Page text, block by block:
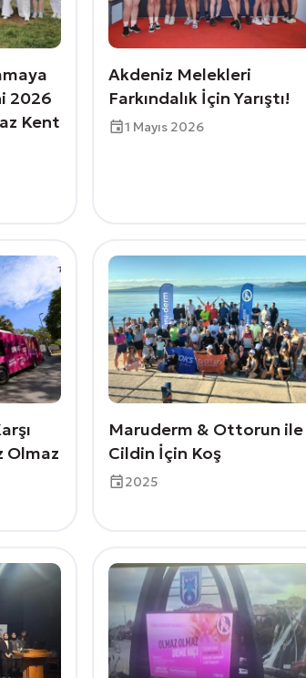
2026
Kent
Akdeniz Melekleri
Farkındalık İçin Yarıştı!
1 Mayıs 2026
Olmaz
Maruderm & Ottorun ile
Cildin İçin Koş
2025